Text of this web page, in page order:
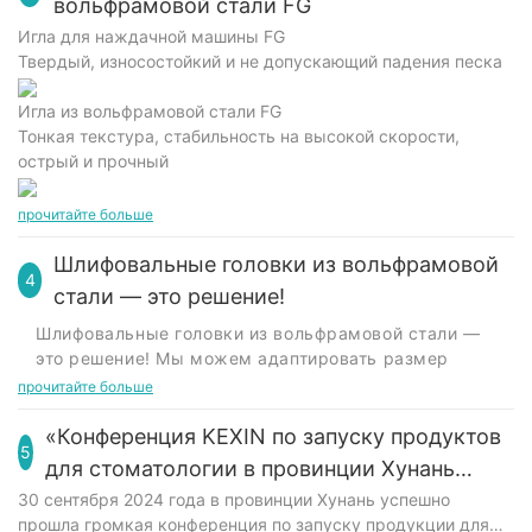
вольфрамовой стали FG
Игла для наждачной машины FG
Твердый, износостойкий и не допускающий падения песка
Игла из вольфрамовой стали FG
Тонкая текстура, стабильность на высокой скорости,
острый и прочный
прочитайте больше
4
Шлифовальные головки из вольфрамовой
стали — это решение!
Шлифовальные головки из вольфрамовой стали —
это решение! Мы можем адаптировать размер
шлифовальной головки из вольфрамовой стали в
особая форма или конкретная спецификация, мы
можем удовлетворить ваши потребности.
Наши преимущества:
1 Точная настройка: Убедитесь, что шлифовальная
прочитайте больше
5
«Конференция KEXIN по запуску продуктов
для стоматологии в провинции Хунань
имела большой успех»
30 сентября 2024 года в провинции Хунань успешно
прошла громкая конференция по запуску продукции для